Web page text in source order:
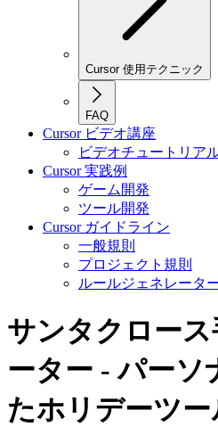
Cursor 使用テクニック
FAQ
Cursor ビデオ講座
ビデオチュートリア
Cursor 実践例
ゲーム開発
ツール開発
Cursor ガイドライン
一般規則
プロジェクト規則
ルールジェネレータ
サンタクロー
ーター - パーソ
たホリデーツー